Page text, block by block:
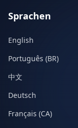
Sprachen
English
Português (BR)
中文
Deutsch
Français (CA)